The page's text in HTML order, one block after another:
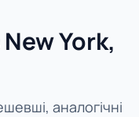
York,
аналогічні